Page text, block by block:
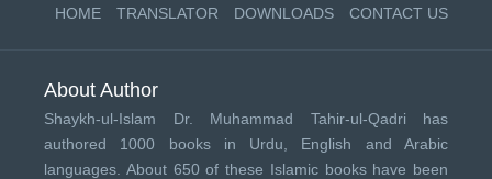
HOME TRANSLATOR DOWNLOADS CONTACT US
About Author
Shaykh-ul-Islam Dr. Muhammad Tahir-ul-Qadri has
authored 1000 books in Urdu, English and Arabic
languages. About 650 of these Islamic books have been